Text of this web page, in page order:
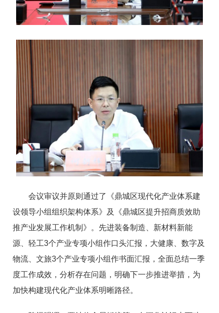
会议审议并原则通过了《鼎城区现代化产业体系建
设领导小组组织架构体系》及《鼎城区提升招商质效助
推产业发展工作机制》。先进装备制造、新材料新能
源、轻工3个产业专项小组作口头汇报，大健康、数字及
物流、文旅3个产业专项小组作书面汇报，全面总结一季
度工作成效，分析存在问题，明确下一步推进举措，为
加快构建现代化产业体系明晰路径。